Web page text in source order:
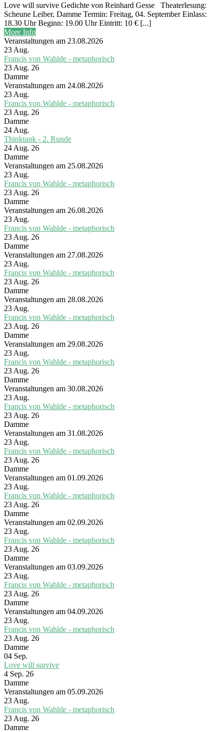
Love will survive Gedichte von Reinhard Gesse Theaterlesung:
Scheune Leiber, Damme Termin: Freitag, 04. September Einlass:
18.30 Uhr Beginn: 19.00 Uhr Eintritt: 10 € [...]
More Info
Veranstaltungen am 23.08.2026
23 Aug.
Francis von Wahlde - metaphorisch
23 Aug. 26
Damme
Veranstaltungen am 24.08.2026
23 Aug.
Francis von Wahlde - metaphorisch
23 Aug. 26
Damme
24 Aug.
Thinktank - 2. Runde
24 Aug. 26
Damme
Veranstaltungen am 25.08.2026
23 Aug.
Francis von Wahlde - metaphorisch
23 Aug. 26
Damme
Veranstaltungen am 26.08.2026
23 Aug.
Francis von Wahlde - metaphorisch
23 Aug. 26
Damme
Veranstaltungen am 27.08.2026
23 Aug.
Francis von Wahlde - metaphorisch
23 Aug. 26
Damme
Veranstaltungen am 28.08.2026
23 Aug.
Francis von Wahlde - metaphorisch
23 Aug. 26
Damme
Veranstaltungen am 29.08.2026
23 Aug.
Francis von Wahlde - metaphorisch
23 Aug. 26
Damme
Veranstaltungen am 30.08.2026
23 Aug.
Francis von Wahlde - metaphorisch
23 Aug. 26
Damme
Veranstaltungen am 31.08.2026
23 Aug.
Francis von Wahlde - metaphorisch
23 Aug. 26
Damme
Veranstaltungen am 01.09.2026
23 Aug.
Francis von Wahlde - metaphorisch
23 Aug. 26
Damme
Veranstaltungen am 02.09.2026
23 Aug.
Francis von Wahlde - metaphorisch
23 Aug. 26
Damme
Veranstaltungen am 03.09.2026
23 Aug.
Francis von Wahlde - metaphorisch
23 Aug. 26
Damme
Veranstaltungen am 04.09.2026
23 Aug.
Francis von Wahlde - metaphorisch
23 Aug. 26
Damme
04 Sep.
Love will survive
4 Sep. 26
Damme
Veranstaltungen am 05.09.2026
23 Aug.
Francis von Wahlde - metaphorisch
23 Aug. 26
Damme